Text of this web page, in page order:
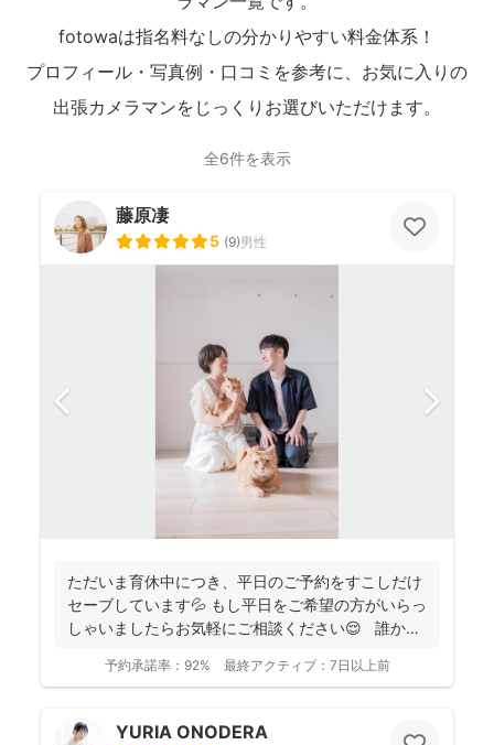
fotowaは指名料なしの分かりやすい料金体系！
プロフィール・写真例・口コミを参考に、お気に入りの
出張カメラマンをじっくりお選びいただけます。
全6件を表示
藤原凄
5 (9)男性
ただいま育休中につき、平日のご予約をすこしだけ
セーブしています💦 もし平日をご希望の方がいらっ
しゃいましたらお気軽にご相談ください😌 誰かに
予約承諾率： 92% 最終アクティブ： 7日以上前
YURIA ONODERA